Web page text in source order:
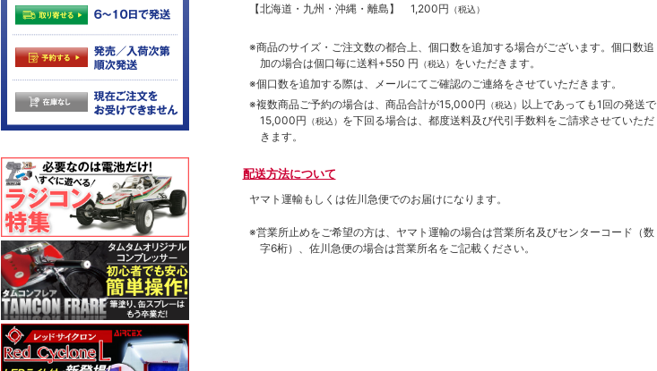
【北海道・九州・沖縄・離島】 1,200円 （税込）
※商品のサイズ・ご注文数の都合上、個口数を追加する場合がございます。個口数追
加の場合は個口毎に送料+550 円 （税込） をいただきます。
※個口数を追加する際は、メールにてご確認のご連絡をさせていただきます。
※複数商品ご予約の場合は、商品合計が15,000円 （税込） 以上であっても1回の発送で
15,000円 （税込） を下回る場合は、都度送料及び代引手数料をご請求させていただ
きます。
配送方法について
ヤマト運輸もしくは佐川急便でのお届けになります。
※営業所止めをご希望の方は、ヤマト運輸の場合は営業所名及びセンターコード（数
字6桁）、佐川急便の場合は営業所名をご記載ください。